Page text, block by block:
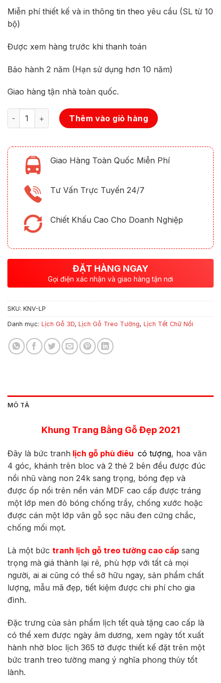
Miễn phí thiết kế và in thông tin theo yêu cầu (SL từ 10
bộ)
Được xem hàng trước khi thanh toán
Bảo hành 2 năm (Hạn sử dụng hơn 10 năm)
Giao hàng tận nhà toàn quốc.
Số lượng Thêm vào giỏ hàng
Giao Hàng Toàn Quốc Miễn Phí
Tư Vấn Trực Tuyến 24/7
Chiết Khấu Cao Cho Doanh Nghiệp
ĐẶT HÀNG NGAY
Gọi điện xác nhận và giao hàng tận nơi
SKU: KNV-LP
Danh mục: Lịch Gỗ 3D, Lịch Gỗ Treo Tường, Lịch Tết Chữ Nổi
MÔ TẢ
Khung Trang Bằng Gỗ Đẹp 2021
Đây là bức tranh lịch gỗ phù điêu có tượng, hoa văn
4 góc, khánh trên bloc và 2 thẻ 2 bên đều được đúc
nổi nhũ vàng non 24k sang trọng, bóng đẹp và
được ốp nổi trên nền ván MDF cao cấp được tráng
một lớp men đỏ bóng chống trầy, chống xước hoặc
được cán một lớp vân gỗ sọc nâu đen cứng chắc,
chống mối mọt.
Là một bức tranh lịch gỗ treo tường cao cấp sang
trọng mà giá thành lại rẻ, phù hợp với tất cả mọi
người, ai ai cũng có thể sở hữu ngay, sản phẩm chất
lượng, mẫu mã đẹp, tiết kiệm được chi phí cho gia
đình.
Đặc trưng của sản phẩm lịch tết quà tặng cao cấp là
có thể xem được ngày âm dương, xem ngày tốt xuất
hành nhờ bloc lịch 365 tờ được thiết kế đặt trên một
bức tranh treo tường mang ý nghĩa phong thủy tốt
lành.